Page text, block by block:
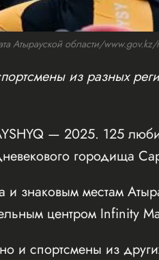
Атырауской области/
из разных
— 2025. 125
городища
знаковым местам
центром Infinity
и спортсмены из